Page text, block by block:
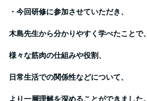
・今回研修に参加させていただき、
木島先生から分かりやすく学べたことで、
様々な筋肉の仕組みや役割、
日常生活での関係性などについて、
より一層理解を深めることができました。